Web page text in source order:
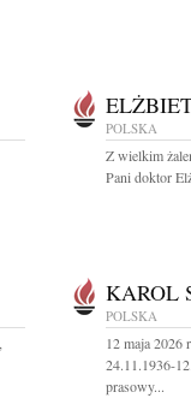
POLSKA
Z wielkim
Pani doktor
KAROL
POLSKA
12 maja 2026
24.11.1936-
prasowy...